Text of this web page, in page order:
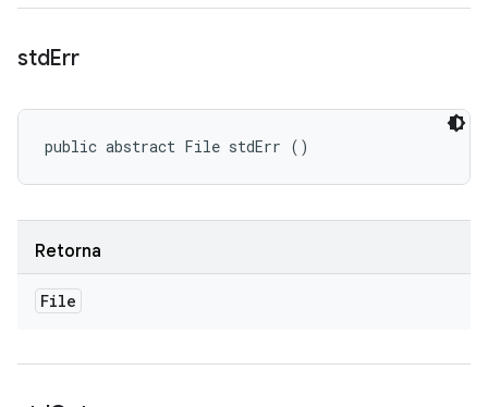
stdErr
public abstract File stdErr ()
Retorna
File